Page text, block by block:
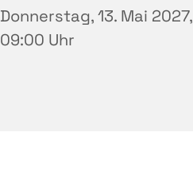
Donnerstag, 13. Mai 2027,
09:00 Uhr